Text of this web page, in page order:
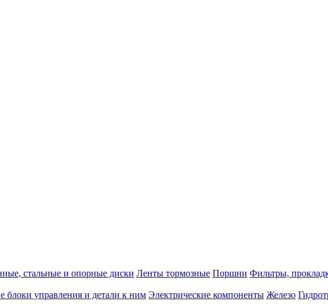
стальные и опорные диски Ленты тормозные Поршни Фильтры,
блоки управления и детали к ним Электрические компоненты Железо